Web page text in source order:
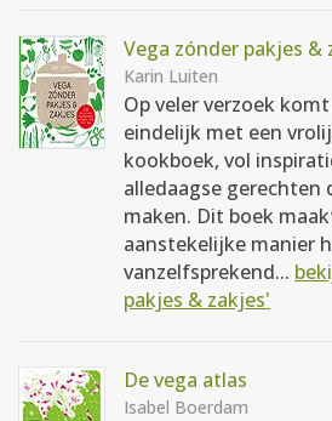
Vega zónder pakjes &
Karin Luiten
Op veler verzoek
eindelijk met een
kookboek, vol
alledaagse gerechten
maken. Dit boek
aanstekelijke manier
vanzelfsprekend...
pakjes & zakjes'
De vega atlas
Isabel Boerdam